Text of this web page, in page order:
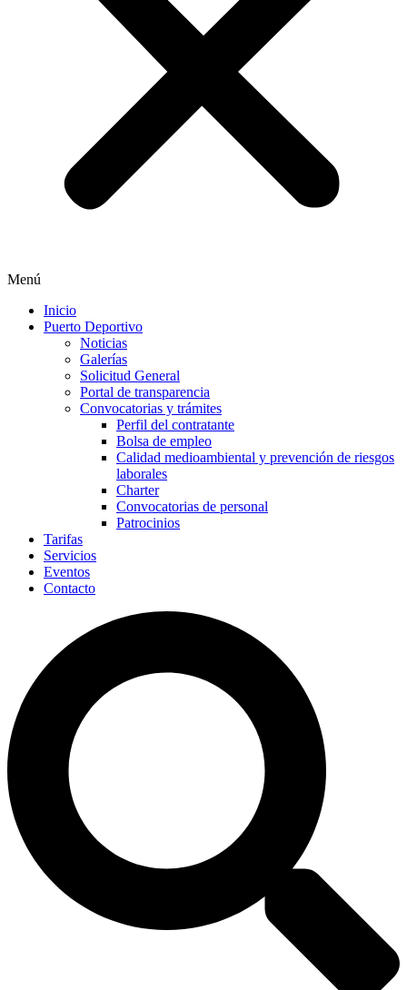
Menú
Inicio
Puerto Deportivo
Noticias
Galerías
Solicitud General
Portal de transparencia
Convocatorias y trámites
Perfil del contratante
Bolsa de empleo
Calidad medioambiental y prevención de riesgos
laborales
Charter
Convocatorias de personal
Patrocinios
Tarifas
Servicios
Eventos
Contacto